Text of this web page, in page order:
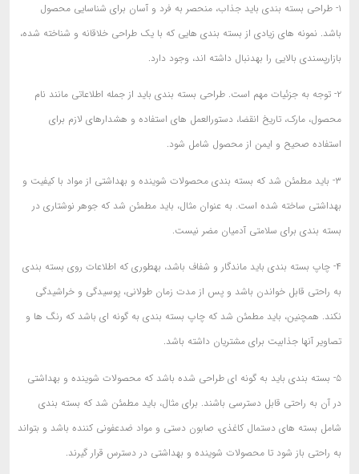
۱- طراحی بسته بندی باید جذاب، منحصر به فرد و آسان برای شناسایی محصول
باشد. نمونه های زیادی از بسته بندی هایی که با یک طراحی خلاقانه و شناخته شده،
بازارپسندی بالایی را بهدنبال داشته اند، وجود دارد.
۲- توجه به جزئیات مهم است. طراحی بسته بندی باید از جمله اطلاعاتی مانند نام
محصول، مارک، تاریخ انقضا، دستورالعمل های استفاده و هشدارهای لازم برای
استفاده صحیح و ایمن از محصول شامل شود.
۳- باید مطمئن شد که بسته بندی محصولات شوینده و بهداشتی از مواد با کیفیت و
بهداشتی ساخته شده است. به عنوان مثال، باید مطمئن شد که جوهر نوشتاری در
بسته بندی برای سلامتی آدمیان مضر نیست.
۴- چاپ بسته بندی باید ماندگار و شفاف باشد، بهطوری که اطلاعات روی بسته بندی
به راحتی قابل خواندن باشد و پس از مدت زمان طولانی، پوسیدگی و خراشیدگی
نکند. همچنین، باید مطمئن شد که چاپ بسته بندی به گونه ای باشد که رنگ ها و
تصاویر آنها جذابیت برای مشتریان داشته باشد.
۵- بسته بندی باید به گونه ای طراحی شده باشد که محصولات شوینده و بهداشتی
در آن به راحتی قابل دسترسی باشند. برای مثال، باید مطمئن شد که بسته بندی
شامل بسته های دستمال کاغذی، صابون دستی و مواد ضدعفونی کننده باشد و بتواند
به راحتی باز شود تا محصولات شوینده و بهداشتی در دسترس قرار گیرند.